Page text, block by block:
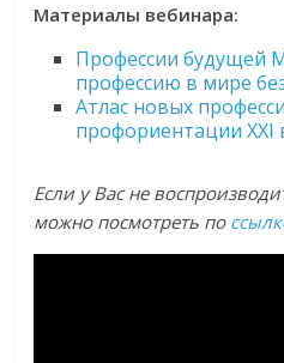
Материалы вебинара:
Профессии будущей
профессию в мире
Атлас новых
профориентации XXI
Если у Вас не
можно посмотреть по